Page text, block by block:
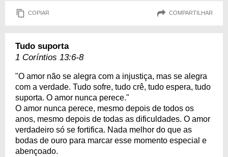
COPIAR COMPARTILHAR
Tudo suporta
1 Coríntios 13:6-8
"O amor não se alegra com a injustiça, mas se alegra
com a verdade. Tudo sofre, tudo crê, tudo espera, tudo
suporta. O amor nunca perece."
O amor nunca perece, mesmo depois de todos os
anos, mesmo depois de todas as dificuldades. O amor
verdadeiro só se fortifica. Nada melhor do que as
bodas de ouro para marcar esse momento especial e
abençoado.